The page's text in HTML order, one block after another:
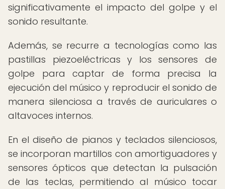
significativamente el impacto del golpe y el
sonido resultante.
Además, se recurre a tecnologías como las
pastillas piezoeléctricas y los sensores de
golpe para captar de forma precisa la
ejecución del músico y reproducir el sonido de
manera silenciosa a través de auriculares o
altavoces internos.
En el diseño de pianos y teclados silenciosos,
se incorporan martillos con amortiguadores y
sensores ópticos que detectan la pulsación
de las teclas, permitiendo al músico tocar